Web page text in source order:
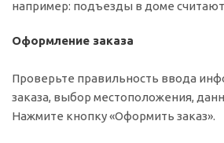
например: подъезды в доме
Оформление заказа
Проверьте правильность ввода
заказа, выбор местоположения,
Нажмите кнопку «Оформить заказ».